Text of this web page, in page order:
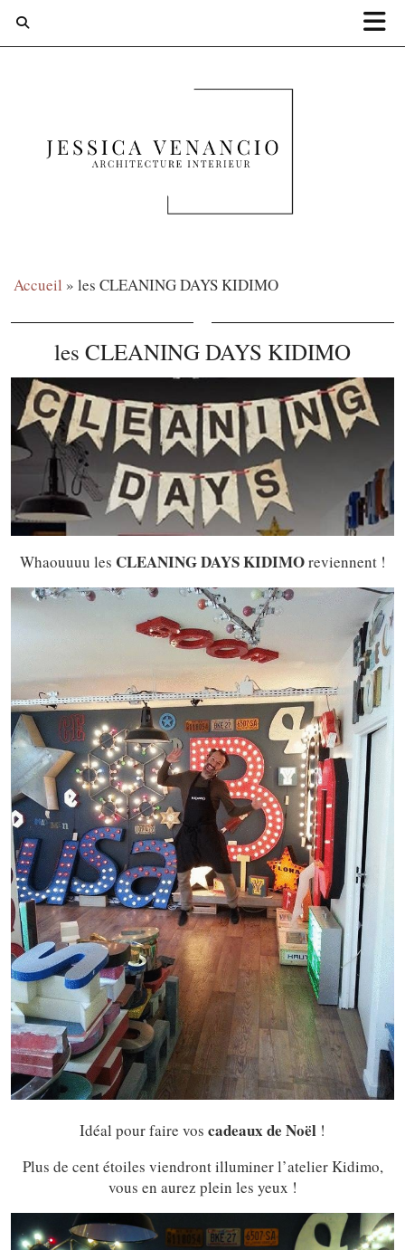
Accueil » les CLEANING DAYS KIDIMO
les CLEANING DAYS KIDIMO
Whaouuuu les CLEANING DAYS KIDIMOreviennent !
Idéal pour faire vos cadeaux de Noël !
Plus de cent étoiles viendront illuminer l’atelier Kidimo,
vous en aurez plein les yeux !